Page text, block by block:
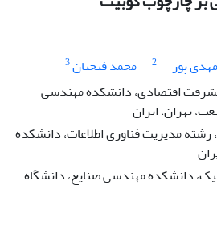
پور 2 محمد فتحیان3
اقتصادی، دانشکده مهندسی
تهران، ایران
مدیریت فناوری اطلاعات، دانشکده
دانشکده مهندسی صنایع، دانشگاه